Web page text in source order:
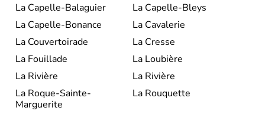
La Capelle-Balaguier
La Capelle-Bleys
La Capelle-Bonance
La Cavalerie
La Couvertoirade
La Cresse
La Fouillade
La Loubière
La Rivière
La Rivière
La Roque-Sainte-
Marguerite
La Rouquette